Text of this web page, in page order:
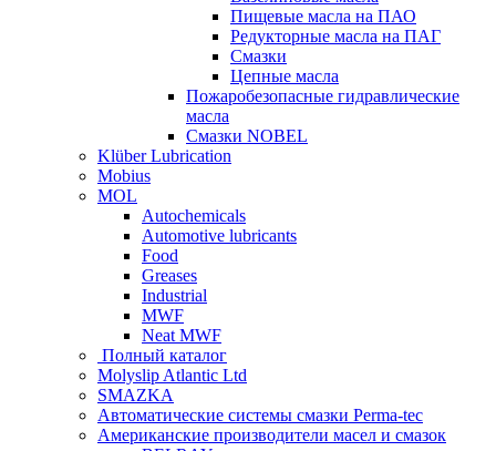
Пищевые масла на ПАО
Редукторные масла на ПАГ
Смазки
Цепные масла
Пожаробезопасные гидравлические
масла
Смазки NOBEL
Klüber Lubrication
Mobius
MOL
Autochemicals
Automotive lubricants
Food
Greases
Industrial
MWF
Neat MWF
Полный каталог
Molyslip Atlantic Ltd
SMAZKA
Автоматические системы смазки Perma-tec
Американские производители масел и смазок